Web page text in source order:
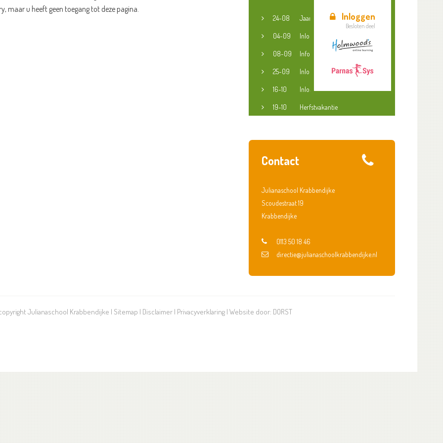
Inloggen
Besloten deel
maar u heeft geen toegang tot deze pagina.
24-08 Jaaropening
04-09 Inloopspreekuur jeugdconsulent
08-09 Informatieavond groep 3-8
25-09 Inloopspreekuur jeugdconsulent
16-10 Inloopspreekuur jeugdconsulent
19-10 Herfstvakantie
Contact
Julianaschool Krabbendijke
Scoudestraat 19
Krabbendijke
0113 50 18 46
directie@julianaschoolkrabbendijke.nl
Julianaschool Krabbendijke | Sitemap | Disclaimer | Privacyverklaring | Website door: DORST